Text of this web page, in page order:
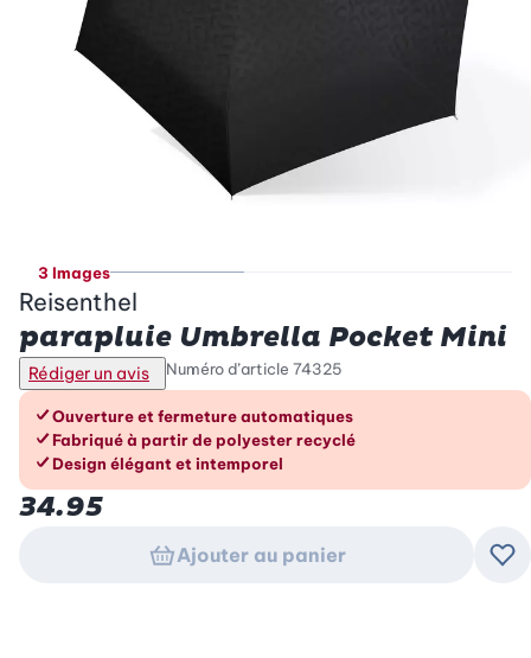
3 Images
Reisenthel
parapluie Umbrella Pocket Mini
Rédiger un avis Numéro d’article 74325
Les avantages en un coup d’œil
Ouverture et fermeture automatiques
Fabriqué à partir de polyester recyclé
Design élégant et intemporel
34.95
Ajouter au panier